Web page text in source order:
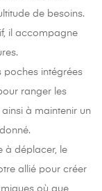
de besoins.
il accompagne
poches intégrées
ranger les
à maintenir un
à déplacer, le
allié pour créer
où que